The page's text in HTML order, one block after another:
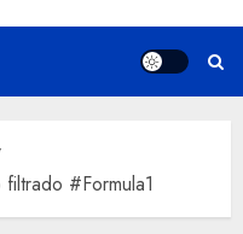
#Formula1